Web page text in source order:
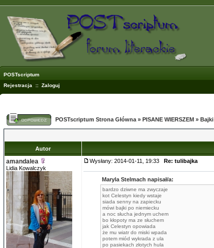
POSTscriptum
Rejestracja :: Zaloguj
POSTscriptum Strona Główna » PISANE WIERSZEM » Bajki
Autor
amandalea
Lidia Kowalczyk
Wysłany: 2014-01-11, 19:33 Re: tulibajka
Maryla Stelmach napisał/a:
bardzo dziwne ma zwyczaje
kot Celestyn kiedy wstaje
siada senny na zapiecku
mówi bajki po niemiecku
a noc słucha jednym uchem
bo kłopoty ma ze słuchem
jak Celestyn opowiada
że mu wiatr do miski wpada
potem miód wykrada z ula
po pasiekach złotych hula